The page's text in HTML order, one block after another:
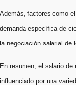
Además, factores como
demanda específica de
la negociación salarial de
En resumen, el salario de
influenciado por una